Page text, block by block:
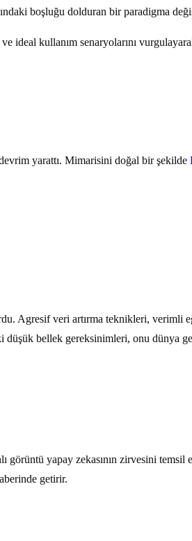
boşluğu dolduran bir paradigma
ideal kullanım senaryolarını
yarattı. Mimarisini doğal bir şekilde
Agresif veri artırma teknikleri, verimli
düşük bellek gereksinimleri, onu dünya
görüntü yapay zekasının zirvesini temsil
getirir.